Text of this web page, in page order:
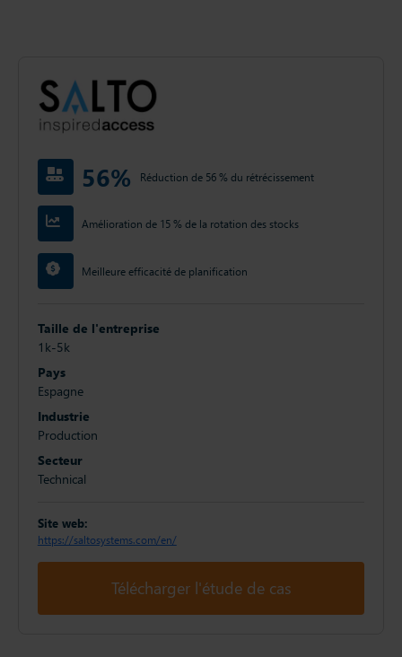
56% Réduction de 56 % du rétrécissement
Amélioration de 15 % de la rotation des stocks
Meilleure efficacité de planification
Taille de l'entreprise
1k-5k
Pays
Espagne
Industrie
Production
Secteur
Technical
Site web:
https://saltosystems.com/en/
Télécharger l'étude de cas